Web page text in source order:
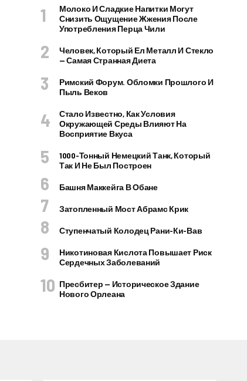
Молоко И Сладкие Напитки Могут
Снизить Ощущение Жжения После
Употребления Перца Чили
Человек, Который Ел Металл И Стекло
— Самая Странная Диета
Римский Форум. Обломки Прошлого И
Пыль Веков
Стало Известно, Как Условия
Окружающей Среды Влияют На
Восприятие Вкуса
1000-Тонный Немецкий Танк, Который
Так И Не Был Построен
Башня Маккейга В Обане
Затопленный Мост Абрамс Крик
Ступенчатый Колодец Рани-Ки-Вав
Никотиновая Кислота Повышает Риск
Сердечных Заболеваний
Пресбитер — Историческое Здание
Нового Орлеана